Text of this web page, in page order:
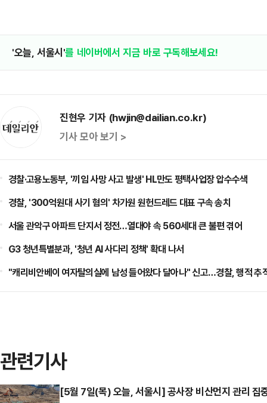
'오늘, 서울시'를 네이버에서 지금 바로 구독해보세요!
진현우 기자 (hwjin@dailian.co.kr)
기사 모아 보기 >
경찰·고용노동부, '끼임 사망 사고 발생' HL만도 평택사업장 압수수색
경찰, '300억원대 사기 혐의' 차가원 원헌드레드 대표 구속 송치
서울 관악구 아파트 단지서 정전…열대야 속 560세대 큰 불편 겪어
G3 청년특별분과, '청년 AI 사다리 정책' 확대 나서
"캐리비안베이 여자탈의실에 남성 들어왔다 달아나" 신고…경찰, 행적 추
관련기사
[5월 7일(목) 오늘, 서울시] 공사장 비산먼지 관리 집